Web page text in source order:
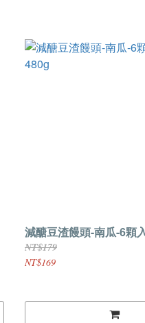
減醣豆渣饅頭-南瓜-6顆
NT$179
NT$169